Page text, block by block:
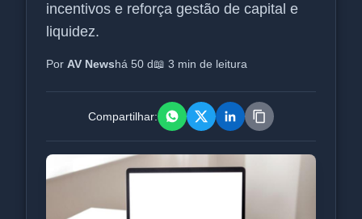
incentivos e reforça gestão de capital e
liquidez.
Por AV Newshá 50 d📖 3 min de leitura
Compartilhar: